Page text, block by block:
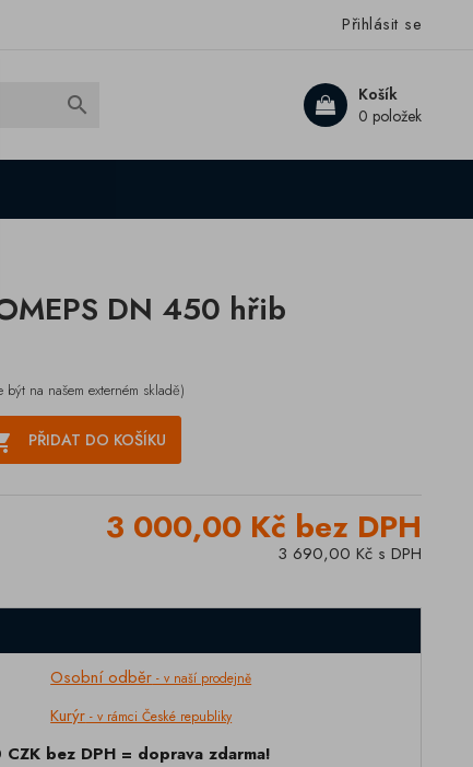
Přihlásit se
Košík
0 položek

DN 450 hřib
být na našem externém skladě)
PŘIDAT DO KOŠÍKU
3 000,00 Kč bez DPH
3 690,00 Kč s DPH
Osobní odběr - v naší prodejně
Kurýr - v rámci České republiky
bez DPH = doprava zdarma!